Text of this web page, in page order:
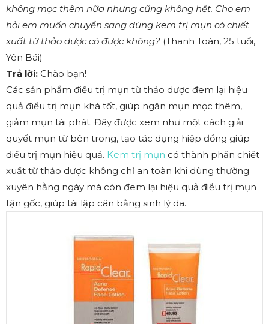
không mọc thêm nữa nhưng cũng không hết. Cho em
hỏi em muốn chuyển sang dùng kem trị mụn có chiết
xuất từ thảo dược có được không? (Thanh Toàn, 25 tuổi,
Yên Bái)
Trả lời: Chào bạn!
Các sản phẩm điều trị mụn từ thảo dược đem lại hiệu
quả điều trị mụn khá tốt, giúp ngăn mụn mọc thêm,
giảm mụn tái phát. Đây được xem như một cách giải
quyết mụn từ bên trong, tạo tác dụng hiệp đồng giúp
điều trị mụn hiệu quả. Kem trị mụn có thành phần chiết
xuất từ thảo dược không chỉ an toàn khi dùng thường
xuyên hằng ngày mà còn đem lại hiệu quả điều trị mụn
tận gốc, giúp tái lập cân bằng sinh lý da.